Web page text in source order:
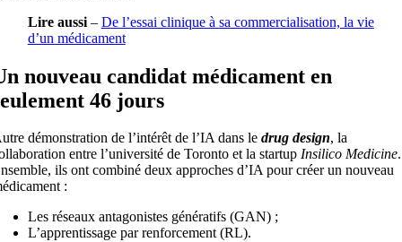
Lire aussi– De l’essai clinique à sa commercialisation, la vie
d’un médicament
nouveau candidat médicament en
46 jours
démonstration de l’intérêt de l’IA dans le drug design, la
entre l’université de Toronto et la startup Insilico Medicine.
ils ont combiné deux approches d’IA pour créer un nouveau
:
Les réseaux antagonistes génératifs (GAN) ;
L’apprentissage par renforcement (RL).